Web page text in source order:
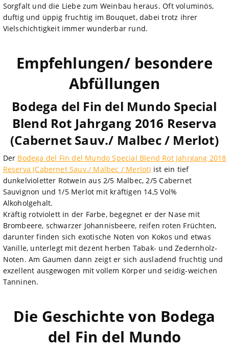
Sorgfalt und die Liebe zum Weinbau heraus. Oft voluminös,
duftig und üppig fruchtig im Bouquet, dabei trotz ihrer
Vielschichtigkeit immer wunderbar rund.
Empfehlungen/ besondere
Abfüllungen
Bodega del Fin del Mundo Special
Blend Rot Jahrgang 2016 Reserva
(Cabernet Sauv./ Malbec / Merlot)
Der Bodega del Fin del Mundo Special Blend Rot Jahrgang 2018
Reserva (Cabernet Sauv./ Malbec / Merlot) ist ein tief
dunkelvioletter Rotwein aus 2/5 Malbec, 2/5 Cabernet
Sauvignon und 1/5 Merlot mit kräftigen 14,5 Vol%
Alkoholgehalt.
Kräftig rotviolett in der Farbe, begegnet er der Nase mit
Brombeere, schwarzer Johannisbeere, reifen roten Früchten,
darunter finden sich exotische Noten von Kokos und etwas
Vanille, unterlegt mit dezent herben Tabak- und Zedernholz-
Noten. Am Gaumen dann zeigt er sich ausladend fruchtig und
exzellent ausgewogen mit vollem Körper und seidig-weichen
Tanninen.
Die Geschichte von Bodega
del Fin del Mundo